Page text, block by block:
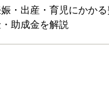
。時間帯は14時が危ない